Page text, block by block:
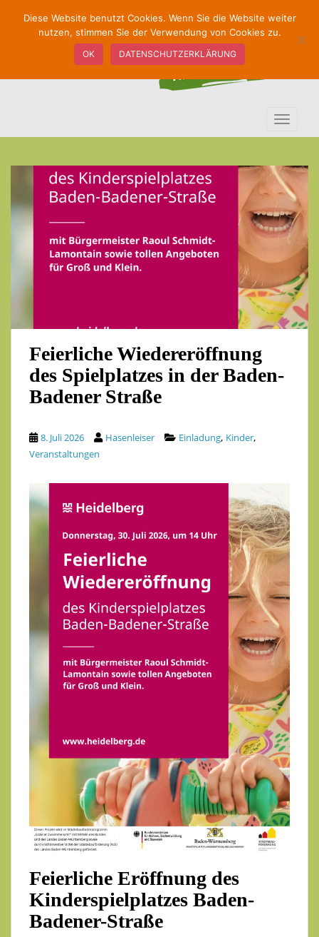
i
Feierliche Wiedereröffnung
des Spielplatzes in der Baden-
Badener Straße
8. Juli 2026 Hasenleiser Einladung, Kinder,
Veranstaltungen
Feierliche Eröffnung des
Kinderspielplatzes Baden-
Badener-Straße
Diese Website benutzt Cookies. Wenn Sie die Website weiter
nutzen, stimmen Sie der Verwendung von Cookies zu.
OK DATENSCHUTZERKLÄRUNG